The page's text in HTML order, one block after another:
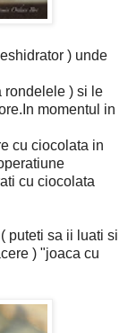
) unde
rondelele ) si le
momentul in
cu ciocolata in
cu ciocolata
puteti sa ii luati si
) "joaca cu